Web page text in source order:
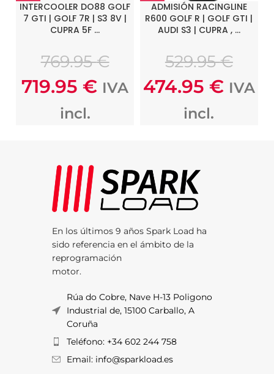
INTERCOOLER DO88 GOLF
7 GTI | GOLF 7R | S3 8V |
CUPRA 5F …
769.95€
719.95€ IVA
incl.
ADMISIÓN RACINGLINE
R600 GOLF R | GOLF GTI |
AUDI S3 | CUPRA , …
529.95€
474.95 € IVA
incl.
En los últimos 9 años Spark Load ha
sido referencia en el ámbito de la
reprogramación
motor.
Rúa do Cobre, Nave H-13 Poligono
Industrial de, 15100 Carballo, A
Coruña
Teléfono: +34 602 244 758
Email: info@sparkload.es